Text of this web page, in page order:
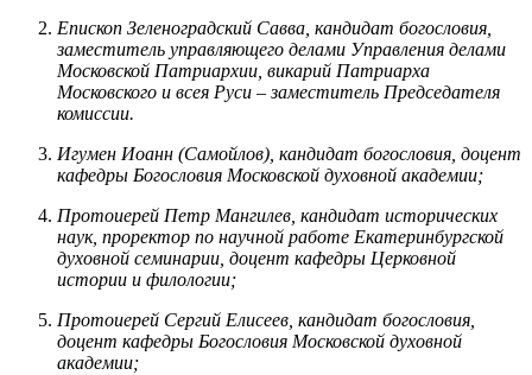
Епископ Зеленоградский Савва, кандидат богословия,
заместитель управляющего делами Управления делами
Московской Патриархии, викарий Патриарха
Московского и всея Руси – заместитель Председателя
комиссии.
Игумен Иоанн (Самойлов), кандидат богословия, доцент
кафедры Богословия Московской духовной академии;
Протоиерей Петр Мангилев, кандидат исторических
наук, проректор по научной работе Екатеринбургской
духовной семинарии, доцент кафедры Церковной
истории и филологии;
Протоиерей Сергий Елисеев, кандидат богословия,
доцент кафедры Богословия Московской духовной
академии;